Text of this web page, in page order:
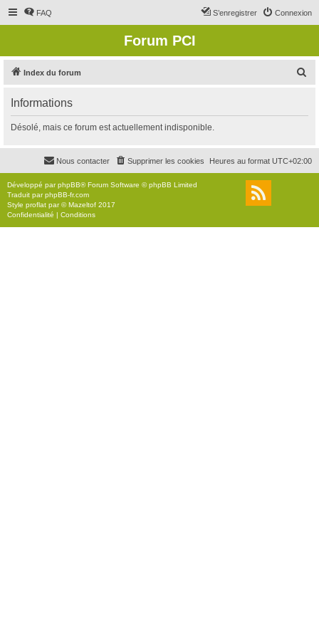
FAQ Connexion
S’enregistrer
Forum PCI
Index du forum
r
c
r
Informations
Désolé, mais ce forum est actuellement indisponible.
Heures au format UTC+02:00
Supprimer les cookies
Nous contacter
Développé parphpBB® Forum Software © phpBB Limited
Traduit parphpBB-fr.com
Style proflat par ©Mazeltof 2017
Confidentialité | Conditions